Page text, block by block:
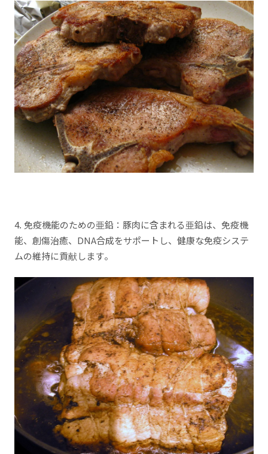
4. 免疫機能のための亜鉛：豚肉に含まれる亜鉛は、免疫機
能、創傷治癒、DNA合成をサポートし、健康な免疫システ
ムの維持に貢献します。